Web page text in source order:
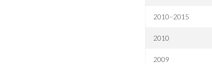
2010–2015
2010
2009